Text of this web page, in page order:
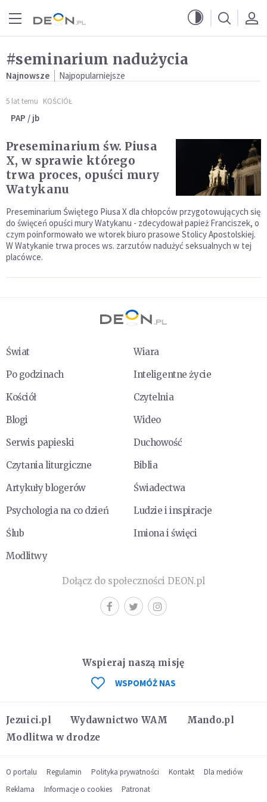
#seminarium nadużycia
Najnowsze Najpopularniejsze
5 lat temu KOŚCIÓŁ
PAP / jb
Preseminarium św. Piusa
X, w sprawie którego
trwa proces, opuści mury
Watykanu
Preseminarium Świętego Piusa X dla chłopców przygotowujących się
do święceń opuści mury Watykanu - zdecydował papież Franciszek, o
czym poinformowało we wtorek biuro prasowe Stolicy Apostolskiej.
W Watykanie trwa proces ws. zarzutów nadużyć seksualnych w tej
placówce.
Świat
Wiara
Po godzinach
Inteligentne życie
Kościół
Czytelnia
Blogi
Wideo
Serwis papieski
Duchowość
Czytania liturgiczne
Biblia
Artykuły blogerów
Świadectwa
Psychologia na co dzień
Ludzie i inspiracje
Ślub
Imiona i święci
Modlitwy
Dołącz do społeczności DEON.pl
Jezuici.pl Wydawnictwo WAM
Mando.pl
Modlitwa w drodze
Wspieraj naszą misję
WSPOMÓŻ NAS
O portalu Regulamin Polityka prywatności Kontakt
Dla mediów
Reklama
Informacje o cookies Patronat